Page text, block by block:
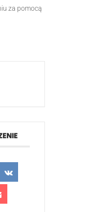
za pomocą